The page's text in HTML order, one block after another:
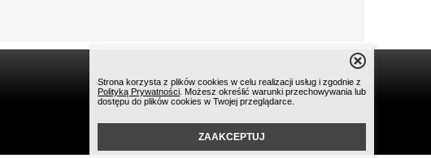
ZAAKCEPTUJ
Strona korzysta z plików cookies w celu realizacji usług i zgodnie z
Polityką Prywatności . Możesz określić warunki przechowywania lub
dostępu do plików cookies w Twojej przeglądarce.